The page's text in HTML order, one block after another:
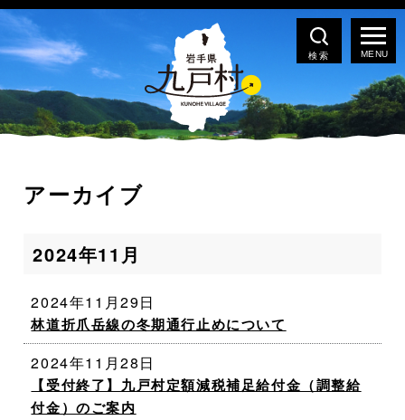
検索
アーカイブ
2024年11月
2024年11月29日
林道折爪岳線の冬期通行止めについて
2024年11月28日
【受付終了】九戸村定額減税補足給付金（調整給
付金）のご案内